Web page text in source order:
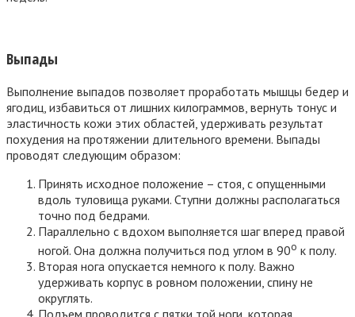
Выпады
Выполнение выпадов позволяет проработать мышцы бедер и
ягодиц, избавиться от лишних килограммов, вернуть тонус и
эластичность кожи этих областей, удерживать результат
похудения на протяжении длительного времени. Выпады
проводят следующим образом:
Принять исходное положение – стоя, с опущенными
вдоль туловища руками. Ступни должны располагаться
точно под бедрами.
Параллельно с вдохом выполняется шаг вперед правой
ногой. Она должна получиться под углом в 90о к полу.
Вторая нога опускается немного к полу. Важно
удерживать корпус в ровном положении, спину не
округлять.